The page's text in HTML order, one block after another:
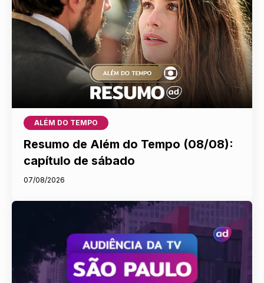
ALÉM DO TEMPO
Resumo de Além do Tempo (08/08):
capítulo de sábado
07/08/2026